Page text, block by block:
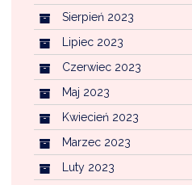
Sierpień 2023
Lipiec 2023
Czerwiec 2023
Maj 2023
Kwiecień 2023
Marzec 2023
Luty 2023